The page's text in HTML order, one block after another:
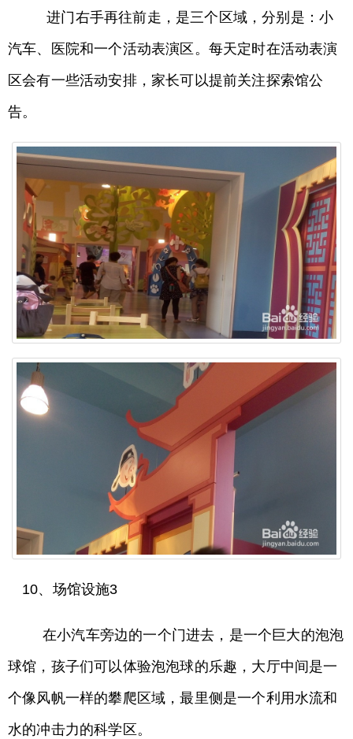
进门右手再往前走，是三个区域，分别是：小
汽车、医院和一个活动表演区。每天定时在活动表演
区会有一些活动安排，家长可以提前关注探索馆公
告。
10、场馆设施3
在小汽车旁边的一个门进去，是一个巨大的泡泡
球馆，孩子们可以体验泡泡球的乐趣，大厅中间是一
个像风帆一样的攀爬区域，最里侧是一个利用水流和
水的冲击力的科学区。